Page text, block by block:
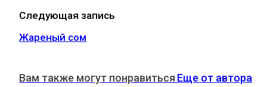
Следующая запись
Жареный сом
Вам также могут понравиться Еще от автора